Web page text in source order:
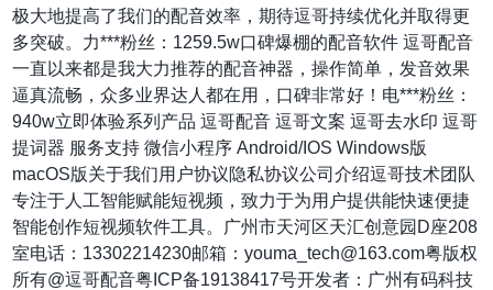
极大地提高了我们的配音效率，期待逗哥持续优化并取得更
多突破。力***粉丝：1259.5w口碑爆棚的配音软件 逗哥配音
一直以来都是我大力推荐的配音神器，操作简单，发音效果
逼真流畅，众多业界达人都在用，口碑非常好！电***粉丝：
940w立即体验系列产品 逗哥配音 逗哥文案 逗哥去水印 逗哥
提词器 服务支持 微信小程序 Android/IOS Windows版
macOS版关于我们用户协议隐私协议公司介绍逗哥技术团队
专注于人工智能赋能短视频，致力于为用户提供能快速便捷
智能创作短视频软件工具。广州市天河区天汇创意园D座208
室电话：13302214230邮箱：youma_tech@163.com粤版权
所有@逗哥配音粤ICP备19138417号开发者：广州有码科技